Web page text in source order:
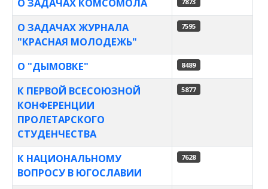
О ЗАДАЧАХ ЖУРНАЛА
"КРАСНАЯ МОЛОДЕЖЬ"
7595
О "ДЫМОВКЕ" 8489
К ПЕРВОЙ ВСЕСОЮЗНОЙ
КОНФЕРЕНЦИИ
ПРОЛЕТАРСКОГО
СТУДЕНЧЕСТВА
5877
К НАЦИОНАЛЬНОМУ
ВОПРОСУ В ЮГОСЛАВИИ
7628